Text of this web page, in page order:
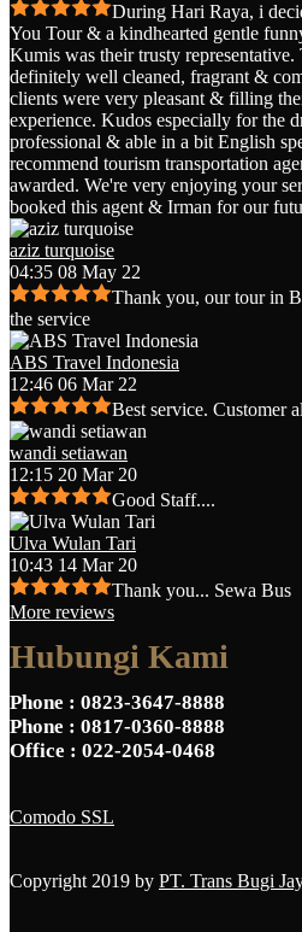
During Hari Raya, i
You Tour & a kindhearted gentle
Kumis was their trusty
definitely well cleaned, fragrant &
clients were very pleasant & filling
experience. Kudos especially for the
professional & able in a bit English
recommend tourism transportation
awarded. We're very enjoying your
booked this agent & Irman for our
aziz turquoise
04:35 08 May 22
Thank you, our tour in
the service
ABS Travel Indonesia
12:46 06 Mar 22
Best service. Customer
wandi setiawan
12:15 20 Mar 20
Good Staff....
Ulva Wulan Tari
10:43 14 Mar 20
Thank you... Sewa Bus
More reviews
Hubungi Kami
Phone : 0823-3647-8888
Phone : 0817-0360-8888
Office : 022-2054-0468
Comodo SSL
Copyright 2019 by PT. Trans Bugi